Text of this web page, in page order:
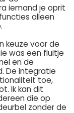
iemand je oprit
alleen
keuze voor de
was een fluitje
en de
De integratie
toe,
Ik kan dit
die op
zonder de